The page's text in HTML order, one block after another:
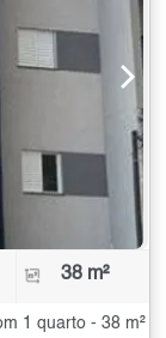
38 m²
1 quarto - 38 m²